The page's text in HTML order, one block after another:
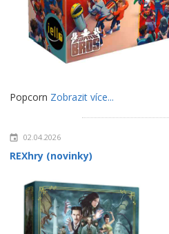
Popcorn Zobrazit více...
02.04.2026
REXhry (novinky)